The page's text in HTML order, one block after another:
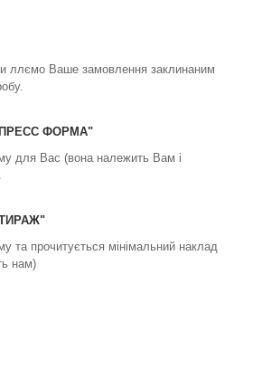
ллємо Ваше замовлення заклинаним
ПРЕСС ФОРМА"
для Вас (вона належить Вам і
ТИРАЖ"
та прочитується мінімальний наклад
нам)